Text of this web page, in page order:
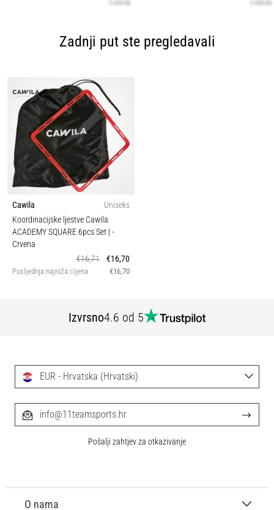
Zadnji put ste pregledavali
Cawila
Uniseks
Koordinacijske ljestve Cawila
ACADEMY SQUARE 6pcs Set | -
Crvena
€16,71
€16,70
Posljednja najniža cijena €16,70
Izvrsno4.6 od 5
O nama
EUR - Hrvatska (Hrvatski)
info@11teamsports.hr
Pošalji zahtjev za otkazivanje